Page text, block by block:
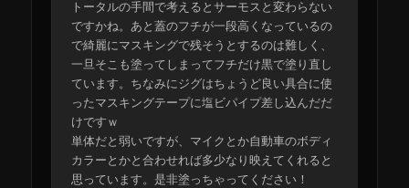
トータルの手間で考えるとサーモスと変わらない
ですかね。あと蓋のフチが一段高くなっているの
で綺麗にマスキングで残そうとするのは難しく、
一旦そこも塗ってしまってフチだけ黒で塗り直し
ています。ちなみにジグはちょうど良い具合に使
ったマスキングテープに塩ビパイプ差し込んだだ
けですｗ
単体だと弱いですが、マイクとか自動車のボディ
カラーとかと合わせれば多少なり映えてくれると
思っています。是非塗っちゃってください！